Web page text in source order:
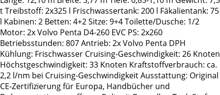
t Treibstoff: 2x325 l Frischwassertank: 200 l Fäkalientank: 75
l Kabinen: 2 Betten: 4+2 Sitze: 9+4 Toilette/Dusche: 1/2
Motor: 2x Volvo Penta D4-260 EVC PS: 2x260
Betriebsstunden: 807 Antrieb: 2x Volvo Penta DPH
Kühlung: Frischwasser Cruising-Geschwindigkeit: 26 Knoten
Höchstgeschwindigkeit: 33 Knoten Kraftstoffverbrauch: ca.
2,2 l/nm bei Cruising-Geschwindigkeit Ausstattung: Original
CE-Zertifizierung für Europa, Handbücher und